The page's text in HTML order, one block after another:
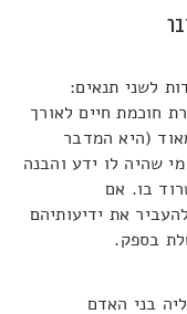
לשני תנאים:
חוכמת חיים לאורך
(היא המדבר
שהיה לו ידע והבנה
בו. אם
את ידיעותיהם
בספק.
בני האדם